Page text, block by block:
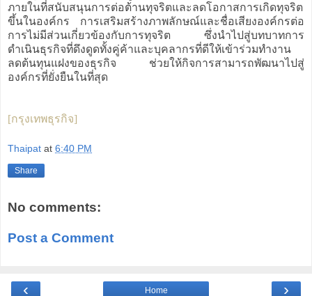
ภายในที่สนับสนุนการต่อต้านทุจริตและลดโอกาสการเกิดทุจริต
ขึ้นในองค์กร การเสริมสร้างภาพลักษณ์และชื่อเสียงองค์กรต่อ
การไม่มีส่วนเกี่ยวข้องกับการทุจริต ซึ่งนำไปสู่บทบาทการ
ดำเนินธุรกิจที่ดึงดูดทั้งคู่ค้าและบุคลากรที่ดีให้เข้าร่วมทำงาน
ลดต้นทุนแฝงของธุรกิจ ช่วยให้กิจการสามารถพัฒนาไปสู่
องค์กรที่ยั่งยืนในที่สุด
[กรุงเทพธุรกิจ]
Thaipat at 6:40 PM
Share
No comments:
Post a Comment
‹ ›
Home